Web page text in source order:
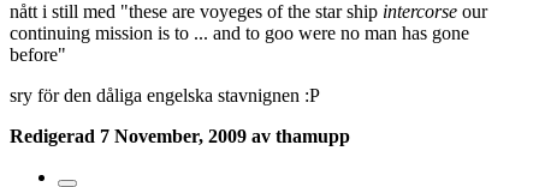
nått i still med "these are voyeges of the star ship intercorse our
continuing mission is to ... and to goo were no man has gone
before"
sry för den dåliga engelska stavnignen :P
Redigerad 7 November, 2009 av thamupp